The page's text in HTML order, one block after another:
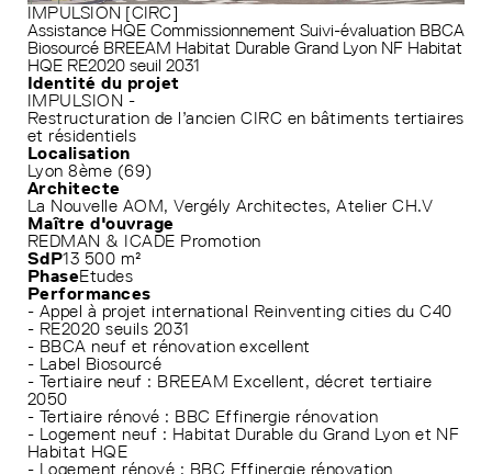
IMPULSION [CIRC]
Assistance HQE Commissionnement Suivi-évaluation BBCA
Biosourcé BREEAM Habitat Durable Grand Lyon NF Habitat
HQE RE2020 seuil 2031
Identité du projet
IMPULSION -
Restructuration de l’ancien CIRC en bâtiments tertiaires
et résidentiels
Localisation
Lyon 8ème (69)
Architecte
La Nouvelle AOM, Vergély Architectes, Atelier CH.V
Maître d'ouvrage
REDMAN & ICADE Promotion
SdP13 500 m²
PhaseEtudes
Performances
- Appel à projet international Reinventing cities du C40
- RE2020 seuils 2031
- BBCA neuf et rénovation excellent
- Label Biosourcé
- Tertiaire neuf : BREEAM Excellent, décret tertiaire
2050
- Tertiaire rénové : BBC Effinergie rénovation
- Logement neuf : Habitat Durable du Grand Lyon et NF
Habitat HQE
- Logement rénové : BBC Effinergie rénovation